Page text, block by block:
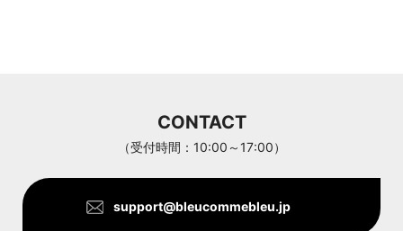
CONTACT
（受付時間：10:00～17:00）
support@bleucommebleu.jp